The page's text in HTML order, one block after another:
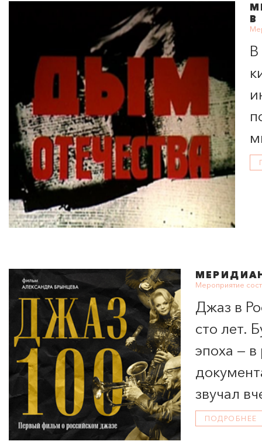
Мероприятие
Джаз в
сто лет.
эпоха —
звучал
ПОДРОБНЕЕ
В
В